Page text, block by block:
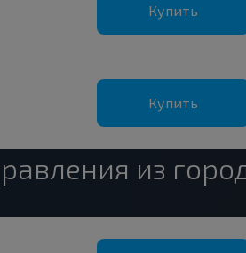
Купить
Купить
из